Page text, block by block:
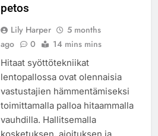
petos
Lily Harper
5 months
ago
0 14 mins mins
Hitaat syöttötekniikat
lentopallossa ovat olennaisia
vastustajien hämmentämiseksi
toimittamalla palloa hitaammalla
vauhdilla. Hallitsemalla